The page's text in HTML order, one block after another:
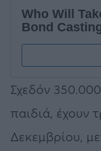
Σχεδόν
παιδιά, έχουν
Δεκεμβρίου,